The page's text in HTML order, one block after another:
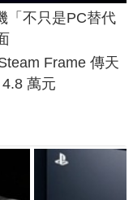
「不只是PC替代
Frame 傳天
萬元